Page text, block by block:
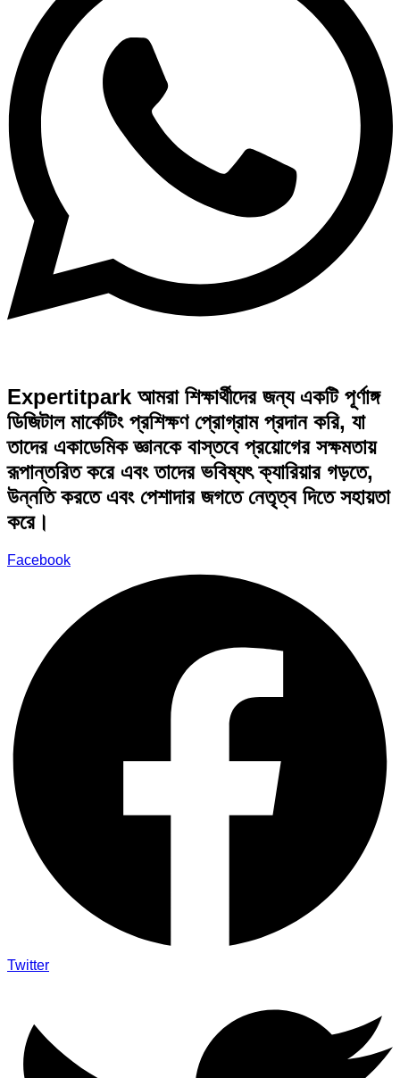
Expertitpark আমরা শিক্ষার্থীদের জন্য একটি পূর্ণাঙ্গ
ডিজিটাল মার্কেটিং প্রশিক্ষণ প্রোগ্রাম প্রদান করি, যা
তাদের একাডেমিক জ্ঞানকে বাস্তবে প্রয়োগের সক্ষমতায়
রূপান্তরিত করে এবং তাদের ভবিষ্যৎ ক্যারিয়ার গড়তে,
উন্নতি করতে এবং পেশাদার জগতে নেতৃত্ব দিতে সহায়তা
করে।
Facebook
Twitter